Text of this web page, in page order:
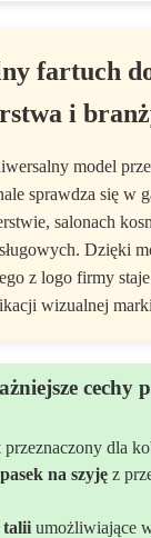
fartuch
i
model
sprawdza się w
salonach
Dzięki
z logo firmy
wizualnej
cechy
przeznaczony dla
na szyję z
talii umożliwiające